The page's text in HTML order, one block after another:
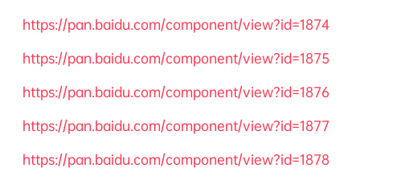
https://pan.baidu.com/component/view?id=1874
https://pan.baidu.com/component/view?id=1875
https://pan.baidu.com/component/view?id=1876
https://pan.baidu.com/component/view?id=1877
https://pan.baidu.com/component/view?id=1878